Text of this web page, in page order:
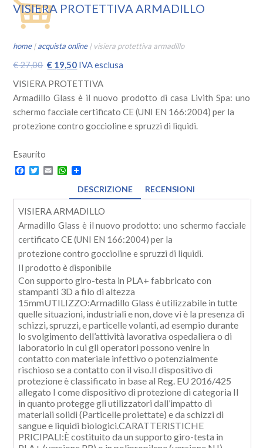
VISIERA PROTETTIVA ARMADILLO
home|acquista online| visiera protettiva armadillo
€27,00 Il
prezzo
originale
era:
€ 27,00.
€ 19,50Il
prezzo
attuale
€ 19,50.
IVA esclusa
VISIERA PROTETTIVA
Armadillo Glass è il nuovo prodotto di casa Livith Spa: uno
schermo facciale certificato CE (UNI EN 166:2004) per la
protezione contro goccioline e spruzzi di liquidi.
Esaurito
Facebook
TwitterEmailWhatsApp
DESCRIZIONE
RECENSIONI
VISIERA ARMADILLO
Armadillo Glass è il nuovo prodotto: uno schermo facciale
certificato CE (UNI EN 166:2004) per la
protezione contro goccioline e spruzzi di liquidi.
Il prodotto è disponibile
Con supporto giro-testa in PLA+ fabbricato con
stampanti 3D a filo di altezza
15mmUTILIZZO:Armadillo Glass è utilizzabile in tutte
quelle situazioni, industriali e non, dove vi è la presenza di
schizzi, spruzzi, e particelle volanti, ad esempio durante
lo svolgimento dell’attività lavorativa ospedaliera o di
laboratorio in cui gli operatori possono venire in
contatto con materiale infettivo o potenzialmente
rischioso se a contatto con il viso.Il dispositivo di
protezione è classificato in base al Reg. EU 2016/425
allegato I come dispositivo di protezione di categoria II
in quanto protegge gli utilizzatori dall’impatto di
materiali solidi (Particelle proiettate) e da schizzi di
sangue e liquidi biologici.CARATTERISTICHE
PRICIPALI:È costituito da un supporto giro-testa in